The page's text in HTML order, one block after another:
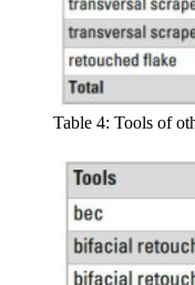
Table 4: Tools of